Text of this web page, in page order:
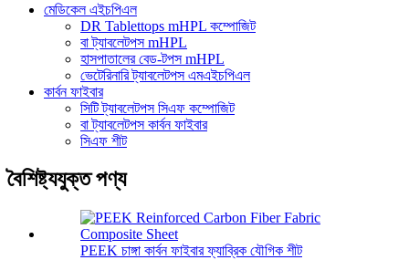
মেডিকেল এইচপিএল
DR Tablettops mHPL কম্পোজিট
বা ট্যাবলেটপস mHPL
হাসপাতালের বেড-টপস mHPL
ভেটেরিনারি ট্যাবলেটপস এমএইচপিএল
কার্বন ফাইবার
সিটি ট্যাবলেটপস সিএফ কম্পোজিট
বা ট্যাবলেটপস কার্বন ফাইবার
সিএফ শীট
বৈশিষ্ট্যযুক্ত পণ্য
PEEK চাঙ্গা কার্বন ফাইবার ফ্যাব্রিক যৌগিক শীট